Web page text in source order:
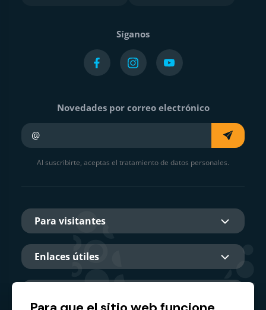
Síganos
Novedades por correo electrónico
Al suscribirte, aceptas el tratamiento de datos personales.
Para visitantes
Enlaces útiles